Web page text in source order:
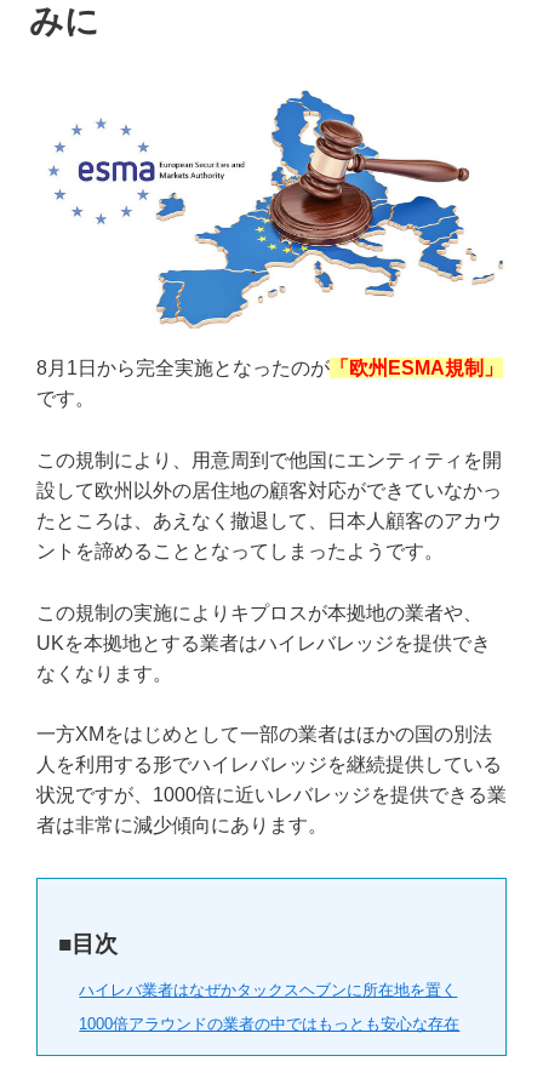
みに
8月1日から完全実施となったのが 「欧州ESMA規制」
です。
この規制により、用意周到で他国にエンティティを開
設して欧州以外の居住地の顧客対応ができていなかっ
たところは、あえなく撤退して、日本人顧客のアカウ
ントを諦めることとなってしまったようです。
この規制の実施によりキプロスが本拠地の業者や、
UKを本拠地とする業者はハイレバレッジを提供でき
なくなります。
一方XMをはじめとして一部の業者はほかの国の別法
人を利用する形でハイレバレッジを継続提供している
状況ですが、1000倍に近いレバレッジを提供できる業
者は非常に減少傾向にあります。
■目次
ハイレバ業者はなぜかタックスヘブンに所在地を置く
1000倍アラウンドの業者の中ではもっとも安心な存在